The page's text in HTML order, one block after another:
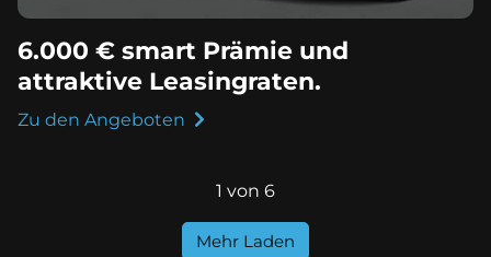
6.000 € smart Prämie und
attraktive Leasingraten.
Zu den Angeboten
1 von 6
Mehr Laden